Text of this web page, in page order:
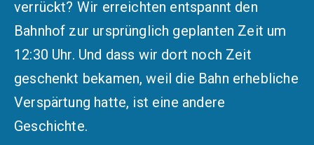
verrückt? Wir erreichten entspannt den
Bahnhof zur ursprünglich geplanten Zeit um
12:30 Uhr. Und dass wir dort noch Zeit
geschenkt bekamen, weil die Bahn erhebliche
Verspärtung hatte, ist eine andere
Geschichte.